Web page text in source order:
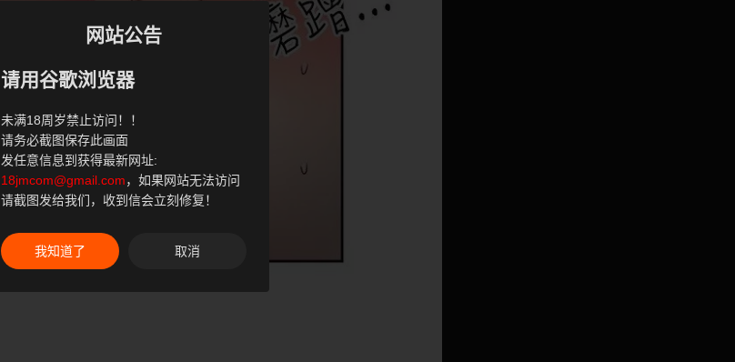
网站公告
请用谷歌浏览器
未满18周岁禁止访问！！
请务必截图保存此画面
发任意信息到获得最新网址:
18jmcom@gmail.com，如果网站无法访问
请截图发给我们，收到信会立刻修复！
我知道了 取消